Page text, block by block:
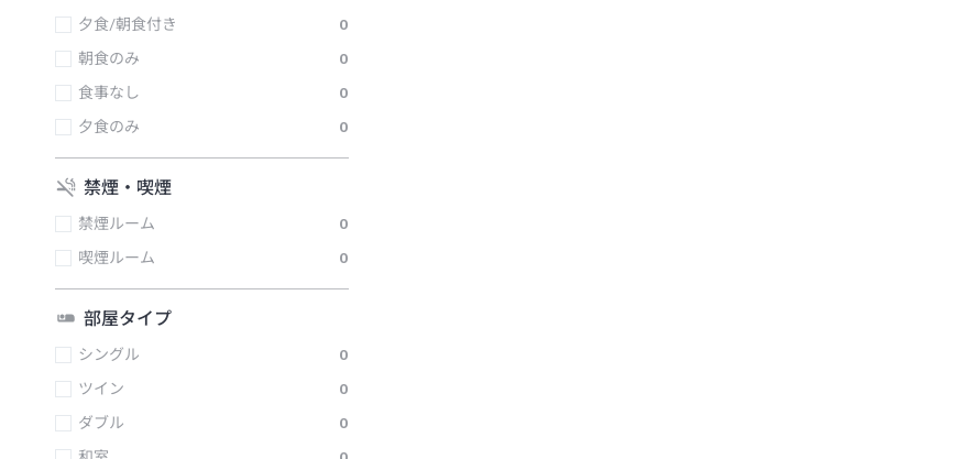
夕食/朝食付き
0
朝食のみ
0
食事なし
0
夕食のみ
0
禁煙・喫煙
禁煙ルーム
0
喫煙ルーム
0
部屋タイプ
シングル
0
ツイン
0
ダブル
0